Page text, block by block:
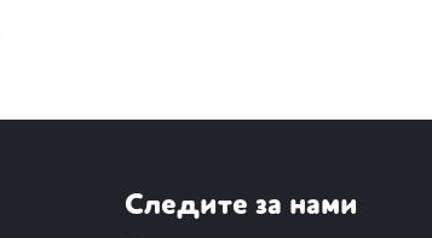
Следите за нами